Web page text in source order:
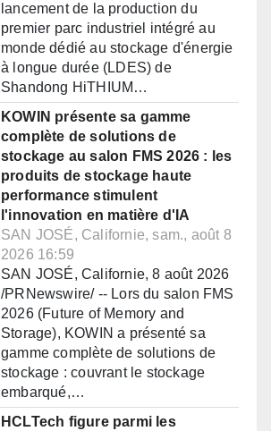
lancement de la production du
premier parc industriel intégré au
monde dédié au stockage d'énergie
à longue durée (LDES) de
Shandong HiTHIUM…
KOWIN présente sa gamme
complète de solutions de
stockage au salon FMS 2026 : les
produits de stockage haute
performance stimulent
l'innovation en matière d'IA
SAN JOSÉ, Californie, sam., août 8
2026 16:59
SAN JOSÉ, Californie, 8 août 2026
/PRNewswire/ -- Lors du salon FMS
2026 (Future of Memory and
Storage), KOWIN a présenté sa
gamme complète de solutions de
stockage : couvrant le stockage
embarqué,…
HCLTech figure parmi les